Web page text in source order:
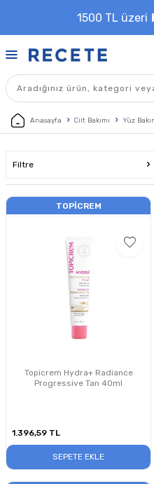
1500 TL üzeri
Anasayfa Cilt Bakımı Yüz
Filtre
TOPICREM
Topicrem Hydra+ Radiance
Progressive Tan 40ml
1.396,59 TL
SEPETE EKLE